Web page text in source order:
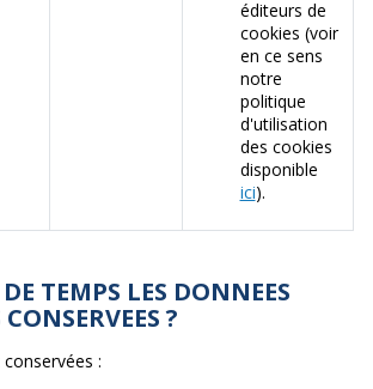
éditeurs de
cookies (voir
en ce sens
notre
politique
d'utilisation
des cookies
disponible
ici).
TEMPS LES DONNEES
?
: